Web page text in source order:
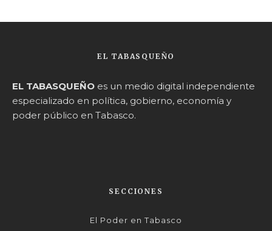
EL TABASQUEÑO
EL TABASQUEÑO es un medio digital independiente
especializado en política, gobierno, economía y
poder público en Tabasco.
SECCIONES
El Poder en Tabasco